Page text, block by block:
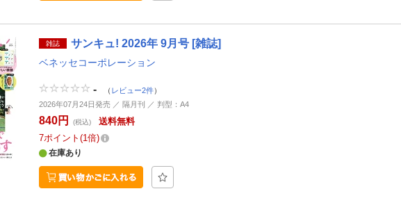
雑誌 サンキュ! 2026年 9月号 [雑誌]
ベネッセコーポレーション
- （ レビュー2件）
2026年07月24日発売 ／ 隔月刊 ／ 判型：A4
840円 (税込)
送料無料
7ポイント 1倍
在庫あり